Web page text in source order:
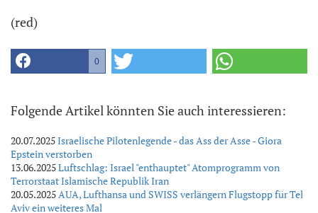
(red)
0
Folgende Artikel könnten Sie auch interessieren:
20.07.2025Israelische Pilotenlegende - das Ass der Asse - Giora
Epstein verstorben
13.06.2025Luftschlag: Israel "enthauptet" Atomprogramm von
Terrorstaat Islamische Republik Iran
20.05.2025AUA, Lufthansa und SWISS verlängern Flugstopp für Tel
Aviv ein weiteres Mal